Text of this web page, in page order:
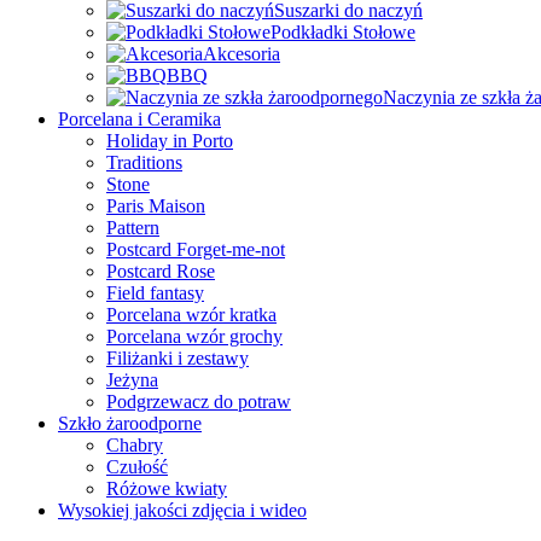
Suszarki do naczyń
Podkładki Stołowe
Akcesoria
BBQ
Naczynia ze szkła
Porcelana i Ceramika
Holiday in Porto
Traditions
Stone
Paris Maison
Pattern
Postcard Forget-me-not
Postcard Rose
Field fantasy
Porcelana wzór kratka
Porcelana wzór grochy
Filiżanki i zestawy
Jeżyna
Podgrzewacz do potraw
Szkło żaroodporne
Chabry
Czułość
Różowe kwiaty
Wysokiej jakości zdjęcia i wideo